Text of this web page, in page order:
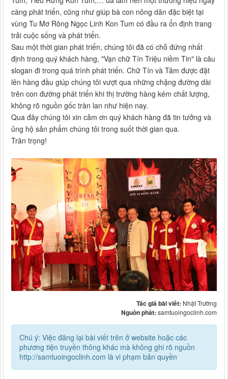
càng phát triển, cũng như giúp bà con nông dân đặc biệt tại
vùng Tu Mơ Rông Ngọc Linh Kon Tum có đầu ra ổn định trang
trải cuộc sống và phát triển.
Sau một thời gian phát triển, chúng tôi đã có chỗ đứng nhất
định trong quý khách hàng, "Vạn chữ Tín Triệu niềm Tin" là câu
slogan đi trong quá trình phát triển. Chữ Tín và Tâm được đặt
lên hàng đầu giúp chúng tôi vượt qua những chặng đường dài
trên con đường phát triển khi thị trường hàng kém chất lượng,
không rõ nguồn gốc tràn lan như hiện nay.
Qua đây chúng tôi xin cảm ơn quý khách hàng đã tin tưởng và
ủng hộ sản phẩm chúng tôi trong suốt thời gian qua.
Trân trọng!
Tác giả bài viết: Nhật Trường
Nguồn phát: samtuoingoclinh.com
Chú ý: Việc đăng lại bài viết trên ở website hoặc các
phương tiện truyền thông khác mà không ghi rõ nguồn
http://samtuoingoclinh.com là vi phạm bản quyền